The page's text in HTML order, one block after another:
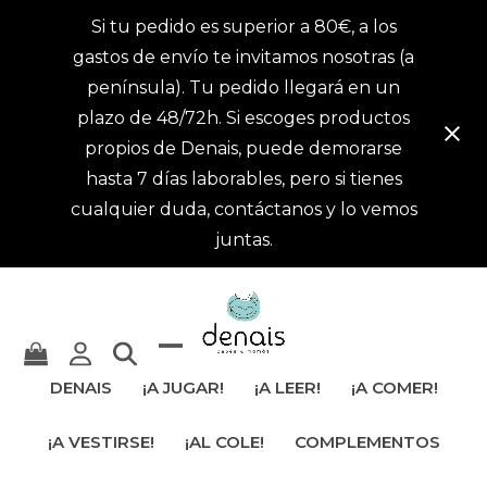
Si tu pedido es superior a 80€, a los
gastos de envío te invitamos nosotras (a
península). Tu pedido llegará en un
plazo de 48/72h. Si escoges productos
propios de Denais, puede demorarse
hasta 7 días laborables, pero si tienes
cualquier duda, contáctanos y lo vemos
juntas.
ocultar
móvil
DENAIS ¡A JUGAR! ¡A LEER! ¡A COMER!
¡A VESTIRSE! ¡AL COLE! COMPLEMENTOS